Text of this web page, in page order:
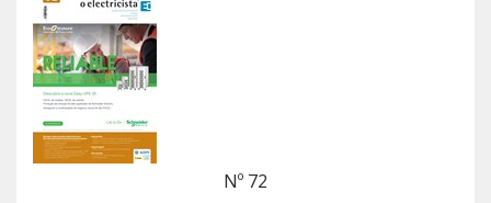
Nº 72